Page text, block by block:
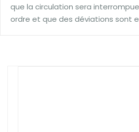
que la circulation sera
ordre et que des déviations sont